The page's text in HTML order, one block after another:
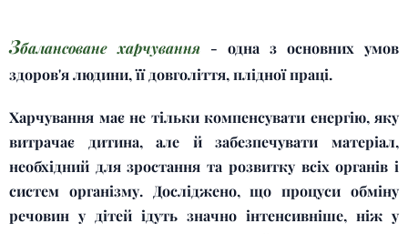
Збалансоване харчування - одна з основних умов
здоров'я людини, її довголіття, плідної праці.
Харчування має не тільки компенсувати енергію, яку
витрачає дитина, але й забезпечувати матеріал,
необхідний для зростання та розвитку всіх органів і
систем організму. Досліджено, що процуси обміну
речовин у дітей ідуть значно інтенсивніше, ніж у